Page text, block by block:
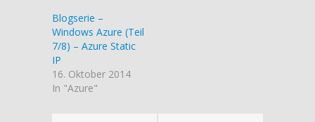
Blogserie –
Windows Azure (Teil
7/8) – Azure Static
IP
16. Oktober 2014
In "Azure"